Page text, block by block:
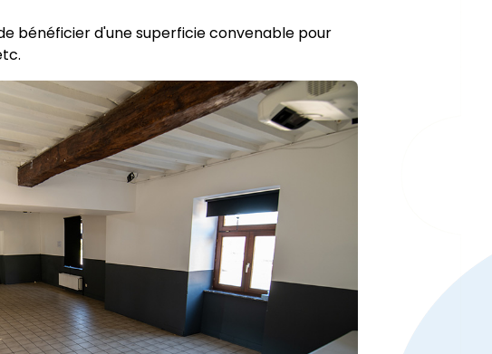
bénéficier d'une superficie convenable pour